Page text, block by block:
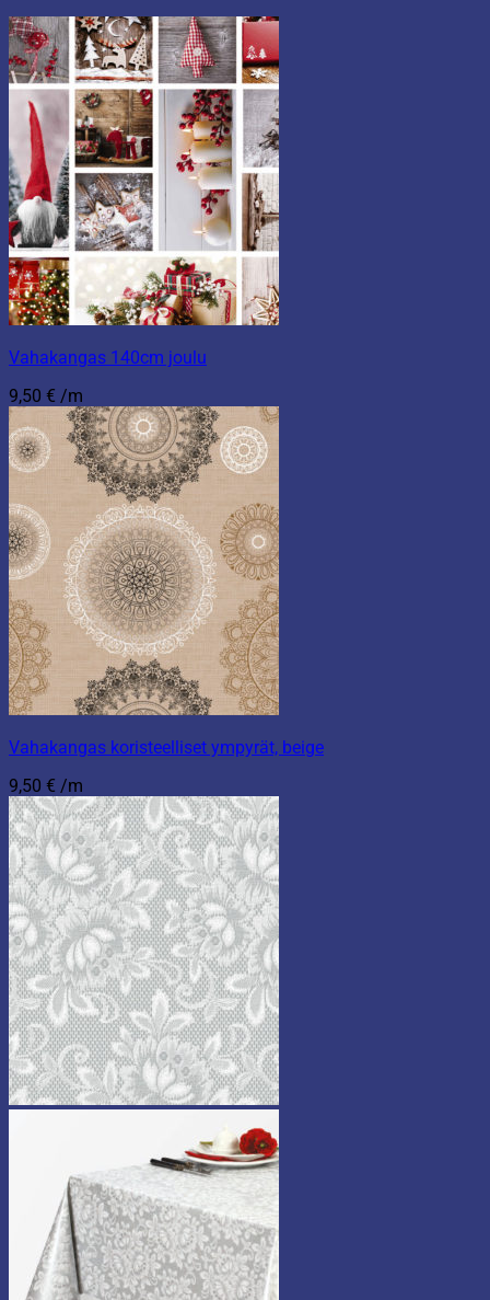
Vahakangas 140cm joulu
9,50 € /m
Vahakangas koristeelliset ympyrät, beige
9,50 € /m